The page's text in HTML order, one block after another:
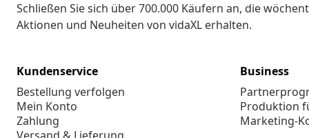
Schließen Sie sich über 700.000 Käufern an, die
Aktionen und Neuheiten von vidaXL erhalten.
Kundenservice
Bestellung verfolgen
Mein Konto
Zahlung
Business
Produktion
Marketing-